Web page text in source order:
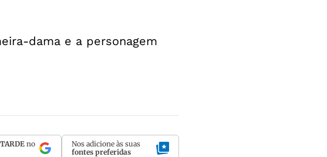
dama e a personagem
no
Nos adicione às suas
fontes preferidas